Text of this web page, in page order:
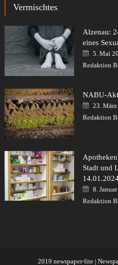
Vermischtes
Alzenau:
eines
Posted
on
5. Mai
Redaktion
NABU-
Posted
on
23.
Redaktion
Stadt und
Posted
on
8.
Redaktion
2019 newspaper-lite |